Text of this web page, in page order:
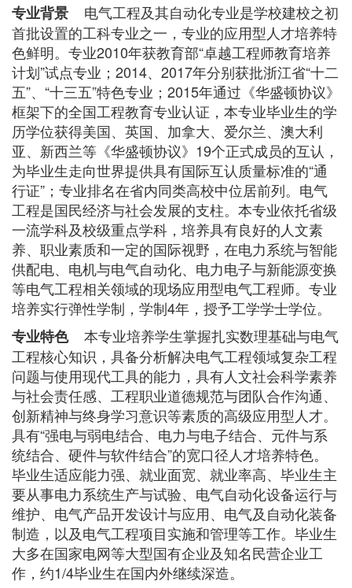
专业背景 电气工程及其自动化专业是学校建校之初
首批设置的工科专业之一，专业的应用型人才培养特
色鲜明。专业2010年获教育部“卓越工程师教育培养
计划”试点专业；2014、2017年分别获批浙江省“十二
五”、“十三五”特色专业；2015年通过《华盛顿协议》
框架下的全国工程教育专业认证，本专业毕业生的学
历学位获得美国、英国、加拿大、爱尔兰、澳大利
亚、新西兰等《华盛顿协议》19个正式成员的互认，
为毕业生走向世界提供具有国际互认质量标准的“通
行证”；专业排名在省内同类高校中位居前列。电气
工程是国民经济与社会发展的支柱。本专业依托省级
一流学科及校级重点学科，培养具有良好的人文素
养、职业素质和一定的国际视野，在电力系统与智能
供配电、电机与电气自动化、电力电子与新能源变换
等电气工程相关领域的现场应用型电气工程师。专业
培养实行弹性学制，学制4年，授予工学学士学位。
专业特色本专业培养学生掌握扎实数理基础与电气
工程核心知识，具备分析解决电气工程领域复杂工程
问题与使用现代工具的能力，具有人文社会科学素养
与社会责任感、工程职业道德规范与团队合作沟通、
创新精神与终身学习意识等素质的高级应用型人才。
具有“强电与弱电结合、电力与电子结合、元件与系
统结合、硬件与软件结合”的宽口径人才培养特色。
毕业生适应能力强、就业面宽、就业率高、毕业生主
要从事电力系统生产与试验、电气自动化设备运行与
维护、电气产品开发设计与应用、电气及自动化装备
制造，以及电气工程项目实施和管理等工作。毕业生
大多在国家电网等大型国有企业及知名民营企业工
作，约1/4毕业生在国内外继续深造。